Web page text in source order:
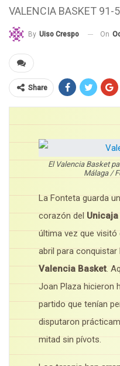
VALENCIA BASKET 91-
By Uiso Crespo On
Share
El Valencia Basket
Málaga /
La Fonteta guarda
corazón del
última vez que
abril para conquistar
Valencia Basket .
Joan Plaza hicieron
partido que tenían
disputaron
mitad sin pívots.